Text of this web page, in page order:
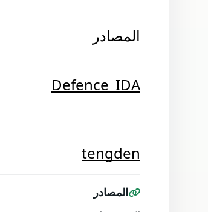
المصادر
Defence_IDA
tengden
المصادر